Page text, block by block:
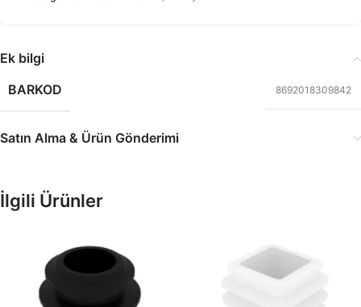
Ek bilgi
BARKOD
8692018309842
Satın Alma & Ürün Gönderimi
İlgili Ürünler